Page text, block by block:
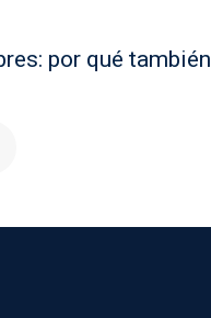
por qué también